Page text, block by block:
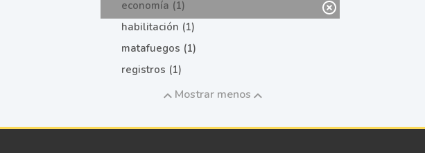
economía (1)
habilitación (1)
matafuegos (1)
registros (1)
Mostrar menos